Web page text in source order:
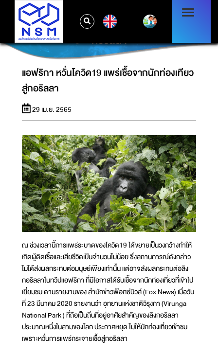
แอฟริกา หวั่นโควิด19 แพร่เชื้อจากนักท่องเทียวสู่
กอริลลา
แอฟริกา หวั่นโควิด19 แพร่เชื้อจากนักท่องเทียว
สู่กอริลลา
29 เม.ย. 2565
ณ ช่วงเวลานี้การแพร่ระบาดของโควิด19 ได้ขยายเป็นวงกว้างทำให้
เกิดผู้ติดเชื้อและเสียชีวิตเป็นจำนวนไม่น้อย ซึ่งสถานการณ์ดังกล่าว
ไม่ได้ส่งผลกระทบต่อมนุษย์เพียงเท่านั้น แต่อาจส่งผลกระทบต่อลิง
กอริลลาในทวีปแอฟริกา ที่มีโอกาสได้รับเชื้อจากนักท่องเที่ยวที่เข้าไป
เยี่ยมชม ตามรายงานของ สำนักข่าวฟ็อกซ์นิวส์ (Fox News) เมื่อวัน
ที่ 23 มีนาคม 2020 รายงานว่า อุทยานแห่งชาติวิรุงกา (Virunga
National Park ) ที่ถือเป็นถิ่นที่อยู่อาศัยสำคัญของลิงกอริลลา
ประมาณหนึ่งในสามของโลก ประกาศหยุด ไม่ให้นักท่องเที่ยวเข้าชม
เพราะหวั่นการแพร่กระจายเชื้อสู่กอริลลา